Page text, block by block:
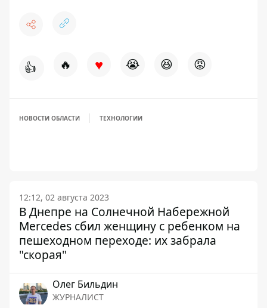
👍 🔥 ♥ 😭 😆 😡
НОВОСТИ ОБЛАСТИ ТЕХНОЛОГИИ
12:12, 02 августа 2023
В Днепре на Солнечной Набережной
Mercedes сбил женщину с ребенком на
пешеходном переходе: их забрала
"скорая"
Олег Бильдин
ЖУРНАЛИСТ